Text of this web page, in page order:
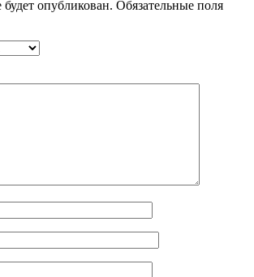
опубликован. Обязательные поля